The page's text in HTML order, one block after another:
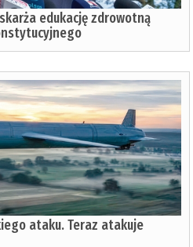
edukację zdrowotną
ataku. Teraz atakuje